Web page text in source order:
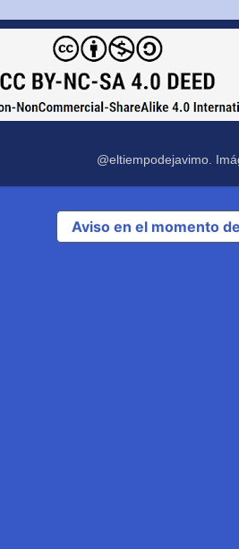
@eltiempodejavimo.
Aviso en el momento